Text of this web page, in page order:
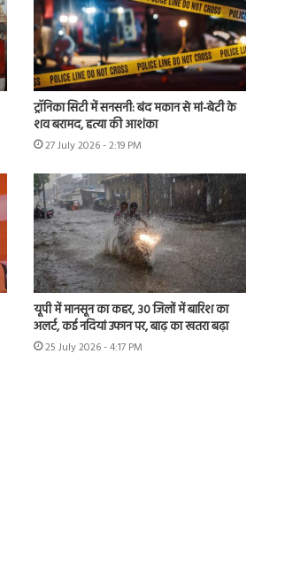
ट्रॉनिका सिटी में सनसनी: बंद मकान से मां-बेटी के
शव बरामद, हत्या की आशंका
27 July 2026 - 2:19 PM
यूपी में मानसून का कहर, 30 जिलों में बारिश का
अलर्ट, कई नदियां उफान पर, बाढ़ का खतरा बढ़ा
25 July 2026 - 4:17 PM